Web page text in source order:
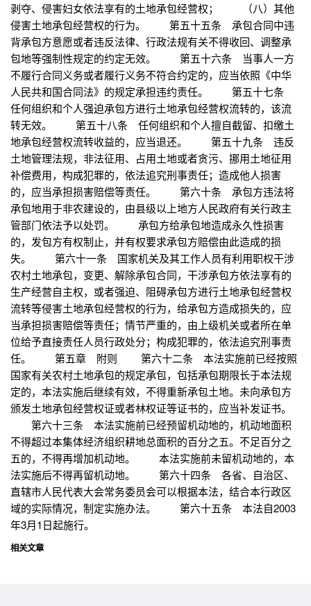
剥夺、侵害妇女依法享有的土地承包经营权； （八）其他
侵害土地承包经营权的行为。 第五十五条 承包合同中违
背承包方意愿或者违反法律、行政法规有关不得收回、调整承
包地等强制性规定的约定无效。 第五十六条 当事人一方
不履行合同义务或者履行义务不符合约定的，应当依照《中华
人民共和国合同法》的规定承担违约责任。 第五十七条
任何组织和个人强迫承包方进行土地承包经营权流转的，该流
转无效。 第五十八条 任何组织和个人擅自截留、扣缴土
地承包经营权流转收益的，应当退还。 第五十九条 违反
土地管理法规，非法征用、占用土地或者贪污、挪用土地征用
补偿费用，构成犯罪的，依法追究刑事责任；造成他人损害
的，应当承担损害赔偿等责任。 第六十条 承包方违法将
承包地用于非农建设的，由县级以上地方人民政府有关行政主
管部门依法予以处罚。 承包方给承包地造成永久性损害
的，发包方有权制止，并有权要求承包方赔偿由此造成的损
失。 第六十一条 国家机关及其工作人员有利用职权干涉
农村土地承包，变更、解除承包合同，干涉承包方依法享有的
生产经营自主权，或者强迫、阻碍承包方进行土地承包经营权
流转等侵害土地承包经营权的行为，给承包方造成损失的，应
当承担损害赔偿等责任；情节严重的，由上级机关或者所在单
位给予直接责任人员行政处分；构成犯罪的，依法追究刑事责
任。 第五章 附则 第六十二条 本法实施前已经按照
国家有关农村土地承包的规定承包，包括承包期限长于本法规
定的，本法实施后继续有效，不得重新承包土地。未向承包方
颁发土地承包经营权证或者林权证等证书的，应当补发证书。
第六十三条 本法实施前已经预留机动地的，机动地面积
不得超过本集体经济组织耕地总面积的百分之五。不足百分之
五的，不得再增加机动地。 本法实施前未留机动地的，本
法实施后不得再留机动地。 第六十四条 各省、自治区、
直辖市人民代表大会常务委员会可以根据本法，结合本行政区
域的实际情况，制定实施办法。 第六十五条 本法自2003
年3月1日起施行。
相关文章